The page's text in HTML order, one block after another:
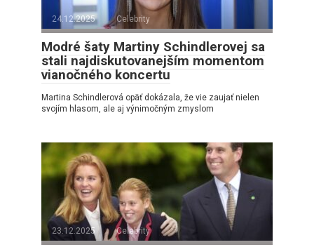
24.12.2025 Celebrity
Modré šaty Martiny Schindlerovej sa
stali najdiskutovanejším momentom
vianočného koncertu
Martina Schindlerová opäť dokázala, že vie zaujať nielen
svojím hlasom, ale aj výnimočným zmyslom
23.12.2025 Celebrity